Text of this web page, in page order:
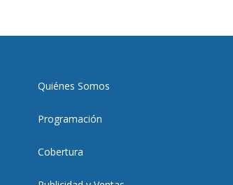
Quiénes Somos
Programación
Cobertura